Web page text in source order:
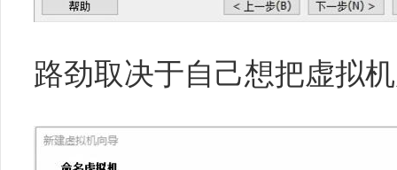
路劲取决于自己想把虚拟